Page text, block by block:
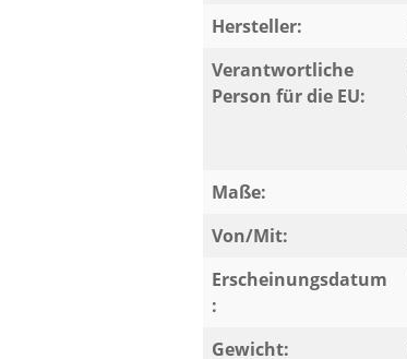
Hersteller:
Verantwortliche
Person für die EU:
Maße:
Von/Mit:
Erscheinungsdatum
:
Gewicht: